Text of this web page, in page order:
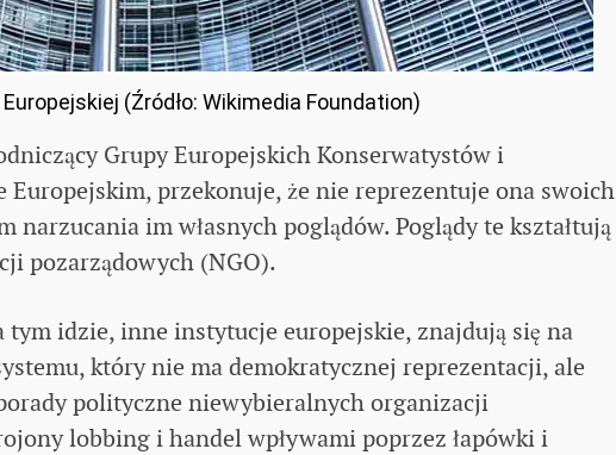
Europejskiej (Źródło: Wikimedia Foundation)
Grupy Europejskich Konserwatystów i
przekonuje, że nie reprezentuje ona swoich
narzucania im własnych poglądów. Poglądy te kształtują
pozarządowych (NGO).
tym idzie, inne instytucje europejskie, znajdują się na
który nie ma demokratycznej reprezentacji, ale
polityczne niewybieralnych organizacji
lobbing i handel wpływami poprzez łapówki i